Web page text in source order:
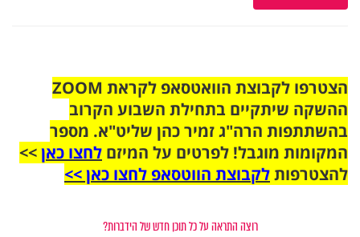
הצטרפו לקבוצת הוואטסאפ לקראת ZOOM
ההשקה שיתקיים בתחילת השבוע הקרוב
בהשתתפות הרה"ג זמיר כהן שליט"א. מספר
המקומות מוגבל! לפרטים על המיזם לחצו כאן>>
להצטרפותלקבוצת הווטסאפ לחצו כאן >>
רוצה התראה על כל תוכן חדש של הידברות?